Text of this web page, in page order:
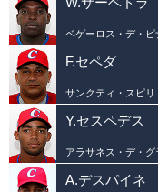
ベゲーロス・デ・
F.セペダ
サンクティ・スピリ
Y.セスペデス
アラサネス・デ・グ
A.デスパイネ